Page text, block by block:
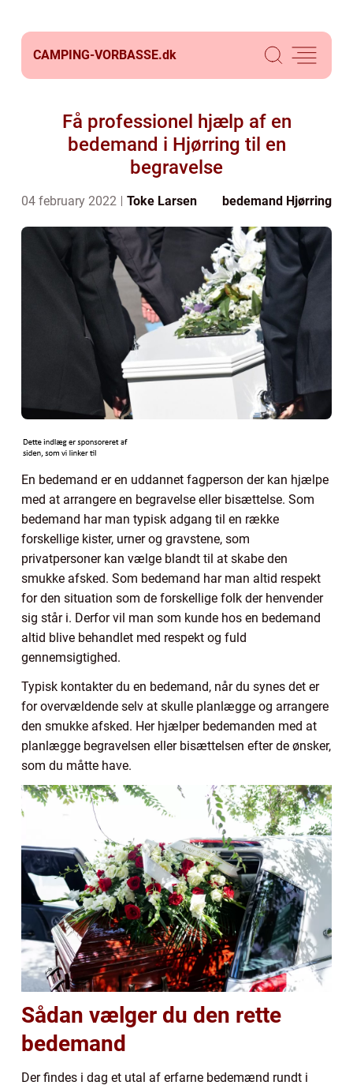
CAMPING-VORBASSE.dk
Få professionel hjælp af en
bedemand i Hjørring til en
begravelse
04 february 2022 Toke Larsen bedemand Hjørring
En bedemand er en uddannet fagperson der kan hjælpe
med at arrangere en begravelse eller bisættelse. Som
bedemand har man typisk adgang til en række
forskellige kister, urner og gravstene, som
privatpersoner kan vælge blandt til at skabe den
smukke afsked. Som bedemand har man altid respekt
for den situation som de forskellige folk der henvender
sig står i. Derfor vil man som kunde hos en bedemand
altid blive behandlet med respekt og fuld
gennemsigtighed.
Typisk kontakter du en bedemand, når du synes det er
for overvældende selv at skulle planlægge og arrangere
den smukke afsked. Her hjælper bedemanden med at
planlægge begravelsen eller bisættelsen efter de ønsker,
som du måtte have.
Sådan vælger du den rette
bedemand
Der findes i dag et utal af erfarne bedemænd rundt i